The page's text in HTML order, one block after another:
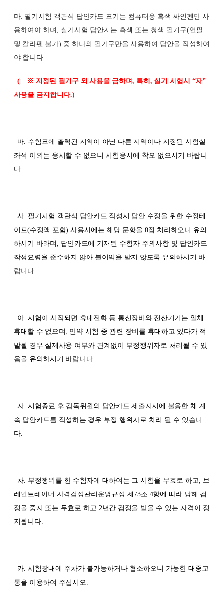
마. 필기시험 객관식 답안카드 표기는 컴퓨터용 흑색 싸인펜만 사
용하여야 하며, 실기시험 답안지는 흑색 또는 청색 필기구(연필
및 칼라펜 불가) 중 하나의 필기구만을 사용하여 답안을 작성하여
야 합니다.
( ※ 지정된 필기구 외 사용을 금하며, 특히,실기 시험시“자”
사용을 금지합니다.)
바. 수험표에 출력된 지역이 아닌 다른 지역이나 지정된 시험실
좌석 이외는 응시할 수 없으니 시험응시에 착오 없으시기 바랍니
다.
사. 필기시험 객관식 답안카드 작성시 답안 수정을 위한 수정테
이프(수정액 포함) 사용시에는 해당 문항을 0점 처리하오니 유의
하시기 바라며, 답안카드에 기재된 수험자 주의사항 및 답안카드
작성요령을 준수하지 않아 불이익을 받지 않도록 유의하시기 바
랍니다.
아. 시험이 시작되면 휴대전화 등 통신장비와 전산기기는 일체
휴대할 수 없으며, 만약 시험 중 관련 장비를 휴대하고 있다가 적
발될 경우 실제사용 여부와 관계없이 부정행위자로 처리될 수 있
음을 유의하시기 바랍니다.
자. 시험종료 후 감독위원의 답안카드 제출지시에 불응한 채 계
속 답안카드를 작성하는 경우 부정 행위자로 처리 될 수 있습니
다.
차. 부정행위를 한 수험자에 대하여는 그 시험을 무효로 하고, 브
레인트레이너 자격검정관리운영규정 제73조 4항에 따라 당해 검
정을 중지 또는 무효로 하고 2년간 검정을 받을 수 있는 자격이 정
지됩니다.
카. 시험장내에 주차가 불가능하거나 협소하오니 가능한 대중교
통을 이용하여 주십시오.